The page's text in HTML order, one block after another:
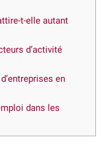
t-elle autant
d’activité
en
dans les